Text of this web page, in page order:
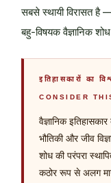
सबसे स्थायी विरासत
बहु-विषयक वैज्ञानिक
इतिहासकारों का
CONSIDER
वैज्ञानिक
भौतिकी और जीव
शोध की परंपरा
कठोर रूप से अलग